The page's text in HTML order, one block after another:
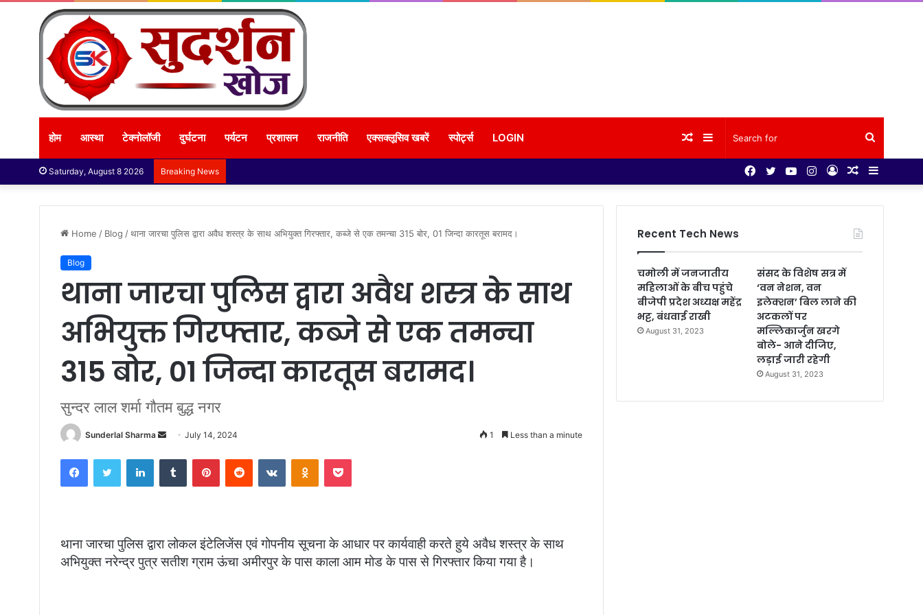
होम आस्था टेक्नोलॉजी दुर्घटना पर्यटन प्रशासन राजनीति एक्सक्लूसिव खबरें स्पोर्ट्स LOGIN
for
Sidebar
Random
Saturday, August 8 2026 Breaking News Sidebar
Random
Log
Instagram
YouTube
Twitter
Facebook
Home / Blog /थाना जारचा पुलिस द्वारा अवैध शस्त्र के साथ अभियुक्त गिरफ्तार, कब्जे से एक तमन्चा 315 बोर, 01 जिन्दा कारतूस बरामद।
Blog
थाना जारचा पुलिस द्वारा अवैध शस्त्र के साथ
अभियुक्त गिरफ्तार, कब्जे से एक तमन्चा
315 बोर, 01 जिन्दा कारतूस बरामद।
सुन्दर लाल शर्मा गौतम बुद्ध नगर
Sunderlal Sharma
Send
email
July 14, 2024 1 Less than a minute
FacebookTwitter LinkedInTumblr PinterestReddit VKontakteOdnoklassniki
Pocket
थाना जारचा पुलिस द्वारा लोकल इंटेलिजेंस एवं गोपनीय सूचना के आधार पर कार्यवाही करते हुये अवैध शस्त्र के साथ
अभियुक्त नरेन्द्र पुत्र सतीश ग्राम ऊंचा अमीरपुर के पास काला आम मोड के पास से गिरफ्तार किया गया है।
Recent Tech News
चमोली में जनजातीय
महिलाओं के बीच पहुंचे
बीजेपी प्रदेश अध्यक्ष महेंद्र
भट्ट, बंधवाई राखी
August 31, 2023
संसद के विशेष सत्र में
‘वन नेशन, वन
इलेक्शन’ बिल लाने की
अटकलों पर
मल्लिकार्जुन खरगे
बोले- आने दीजिए,
लड़ाई जारी रहेगी
August 31, 2023